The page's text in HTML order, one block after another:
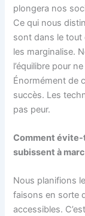
plongera nos
Ce qui nous
sont dans le tout
les marginalise.
l’équilibre pour
Énormément de
succès. Les
pas peur.
Comment
subissent à
Nous planifions
faisons en sorte
accessibles.